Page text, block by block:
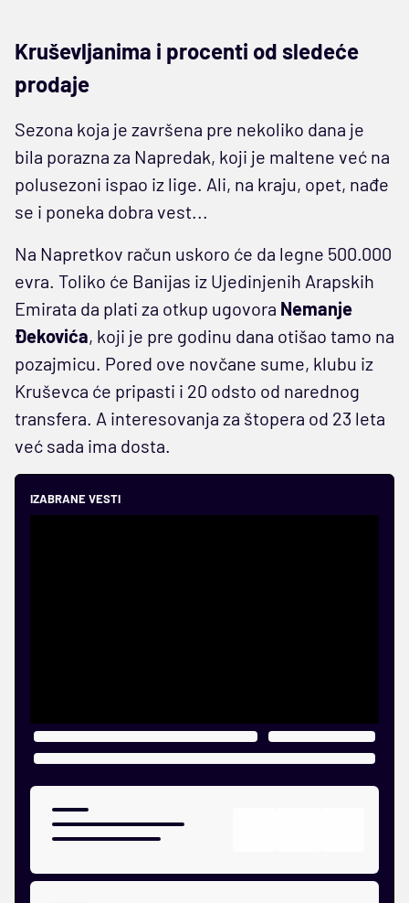
Kruševljanima i procenti od sledeće
prodaje
Sezona koja je završena pre nekoliko dana je
bila porazna za Napredak, koji je maltene već na
polusezoni ispao iz lige. Ali, na kraju, opet, nađe
se i poneka dobra vest...
Na Napretkov račun uskoro će da legne 500.000
evra. Toliko će Banijas iz Ujedinjenih Arapskih
Emirata da plati za otkup ugovora Nemanje
Đekovića, koji je pre godinu dana otišao tamo na
pozajmicu. Pored ove novčane sume, klubu iz
Kruševca će pripasti i 20 odsto od narednog
transfera. A interesovanja za štopera od 23 leta
već sada ima dosta.
IZABRANE VESTI